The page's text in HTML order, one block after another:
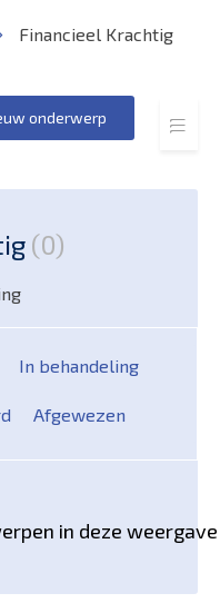
Financieel Krachtig
onderwerp
0
In behandeling
Afgewezen
in deze weergave